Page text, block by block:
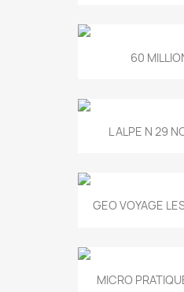
60
L ALPE N 29
GEO VOYAGE
MICRO